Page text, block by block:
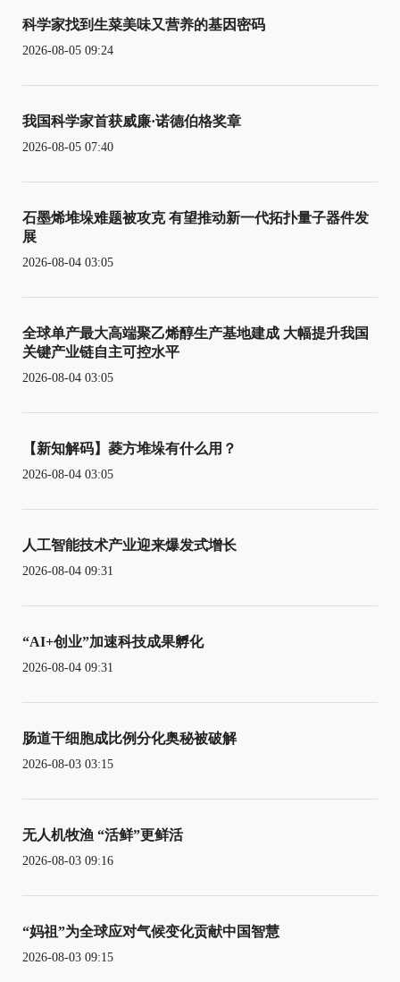
科学家找到生菜美味又营养的基因密码
2026-08-05 09:24
我国科学家首获威廉·诺德伯格奖章
2026-08-05 07:40
石墨烯堆垛难题被攻克 有望推动新一代拓扑量子器件发
展
2026-08-04 03:05
全球单产最大高端聚乙烯醇生产基地建成 大幅提升我国
关键产业链自主可控水平
2026-08-04 03:05
【新知解码】菱方堆垛有什么用？
2026-08-04 03:05
人工智能技术产业迎来爆发式增长
2026-08-04 09:31
“AI+创业”加速科技成果孵化
2026-08-04 09:31
肠道干细胞成比例分化奥秘被破解
2026-08-03 03:15
无人机牧渔 “活鲜”更鲜活
2026-08-03 09:16
“妈祖”为全球应对气候变化贡献中国智慧
2026-08-03 09:15